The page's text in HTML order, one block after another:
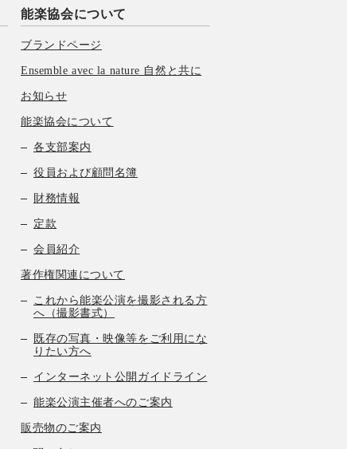
能楽協会について
ブランドページ
Ensemble avec la nature 自然と共に
お知らせ
能楽協会について
各支部案内
役員および顧問名簿
財務情報
定款
会員紹介
著作権関連について
これから能楽公演を撮影される方
へ（撮影書式）
既存の写真・映像等をご利用にな
りたい方へ
インターネット公開ガイドライン
能楽公演主催者へのご案内
販売物のご案内